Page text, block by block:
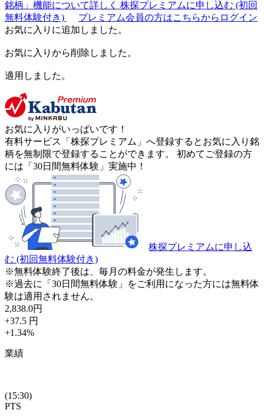
銘柄」機能について詳しく 株探プレミアムに申し込む (初回
無料体験付き)
プレミアム会員の方はこちらからログイン
お気に入りに追加しました。
お気に入りから削除しました。
適用しました。
お気に入りがいっぱいです！
有料サービス「株探プレミアム」へ登録するとお気に入り銘
柄を無制限で登録することができます。 初めてご登録の方
には「30日間無料体験」実施中！
株探プレミアムに申し込
む (初回無料体験付き)
※無料体験終了後は、毎月の料金が発生します。
※過去に「30日間無料体験」をご利用になった方には無料体
験は適用されません。
2,838.0円
+37.5 円
+1.34%
業績
(15:30)
PTS